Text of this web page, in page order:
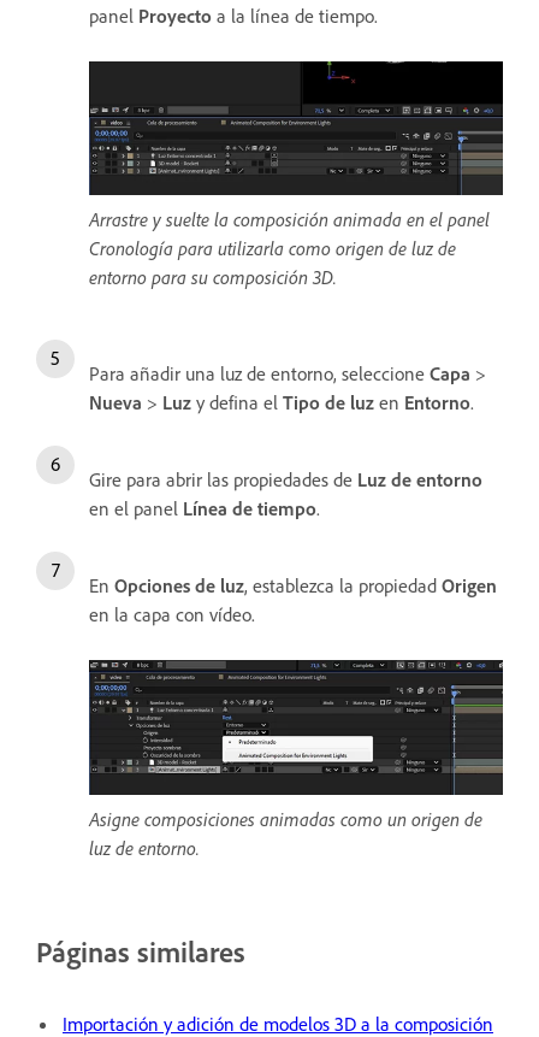
panel Proyecto a la línea de tiempo.
Arrastre y suelte la composición animada en el panel
Cronología para utilizarla como origen de luz de
entorno para su composición 3D.
Para añadir una luz de entorno, seleccione Capa >
Nueva > Luz y defina el Tipo de luz en Entorno.
Gire para abrir las propiedades de Luz de entorno
en el panel Línea de tiempo.
En Opciones de luz, establezca la propiedad Origen
en la capa con vídeo.
Asigne composiciones animadas como un origen de
luz de entorno.
Páginas similares
Importación y adición de modelos 3D a la composición